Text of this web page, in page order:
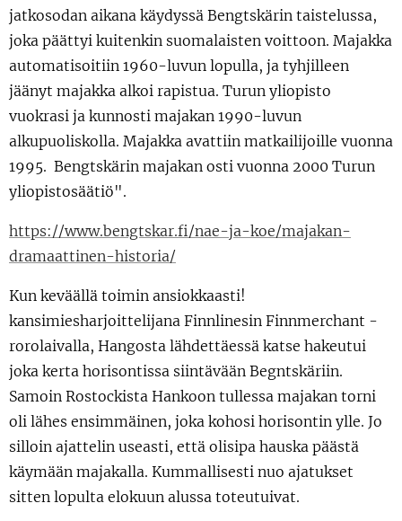
jatkosodan aikana käydyssä Bengtskärin taistelussa,
joka päättyi kuitenkin suomalaisten voittoon. Majakka
automatisoitiin 1960-luvun lopulla, ja tyhjilleen
jäänyt majakka alkoi rapistua. Turun yliopisto
vuokrasi ja kunnosti majakan 1990-luvun
alkupuoliskolla. Majakka avattiin matkailijoille vuonna
1995. Bengtskärin majakan osti vuonna 2000 Turun
yliopistosäätiö".
https://www.bengtskar.fi/nae-ja-koe/majakan-
dramaattinen-historia/
Kun keväällä toimin ansiokkaasti!
kansimiesharjoittelijana Finnlinesin Finnmerchant -
rorolaivalla, Hangosta lähdettäessä katse hakeutui
joka kerta horisontissa siintävään Begntskäriin.
Samoin Rostockista Hankoon tullessa majakan torni
oli lähes ensimmäinen, joka kohosi horisontin ylle. Jo
silloin ajattelin useasti, että olisipa hauska päästä
käymään majakalla. Kummallisesti nuo ajatukset
sitten lopulta elokuun alussa toteutuivat.